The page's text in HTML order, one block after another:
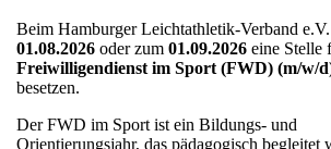
Beim Hamburger Leichtathletik-Verband
01.08.2026 oder zum01.09.2026 eine Stelle
Freiwilligendienst im Sport (FWD) (m/w/
besetzen.
Der FWD im Sport ist ein Bildungs- und
Orientierungsjahr, das pädagogisch begleitet